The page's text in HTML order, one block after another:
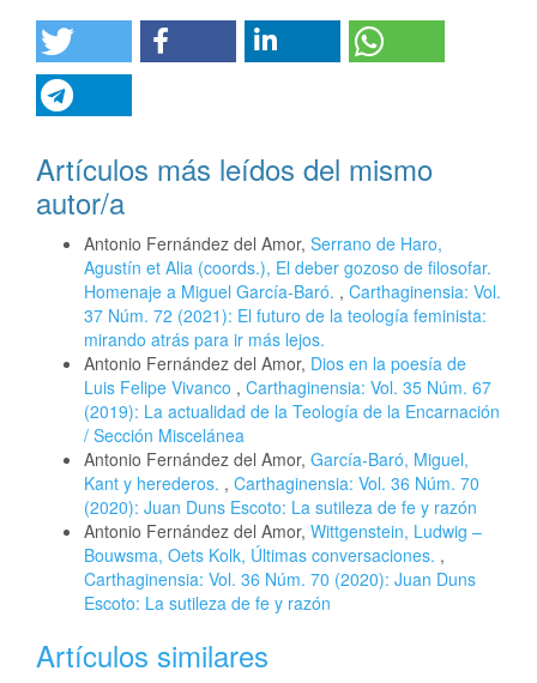
Artículos más leídos del mismo
autor/a
Antonio Fernández del Amor, Serrano de Haro,
Agustín et Alia (coords.), El deber gozoso de filosofar.
Homenaje a Miguel García-Baró. , Carthaginensia: Vol.
37 Núm. 72 (2021): El futuro de la teología feminista:
mirando atrás para ir más lejos.
Antonio Fernández del Amor, Dios en la poesía de
Luis Felipe Vivanco , Carthaginensia: Vol. 35 Núm. 67
(2019): La actualidad de la Teología de la Encarnación
/ Sección Miscelánea
Antonio Fernández del Amor, García-Baró, Miguel,
Kant y herederos. , Carthaginensia: Vol. 36 Núm. 70
(2020): Juan Duns Escoto: La sutileza de fe y razón
Antonio Fernández del Amor, Wittgenstein, Ludwig –
Bouwsma, Oets Kolk, Últimas conversaciones. ,
Carthaginensia: Vol. 36 Núm. 70 (2020): Juan Duns
Escoto: La sutileza de fe y razón
Artículos similares